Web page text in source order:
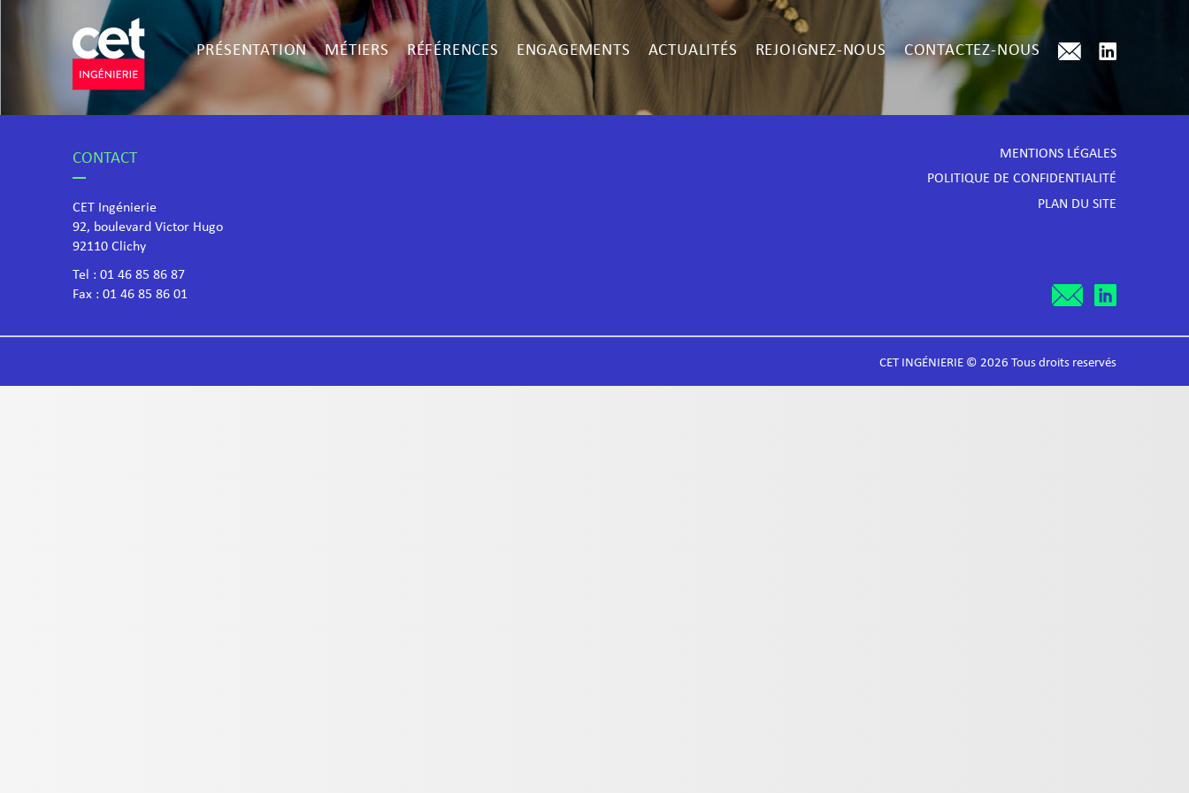
PRÉSENTATION MÉTIERS RÉFÉRENCES ENGAGEMENTS ACTUALITÉS REJOIGNEZ-NOUS CONTACTEZ-NOUS
CONTACT
CET Ingénierie
92, boulevard Victor Hugo
​92110 Clichy
Tel : 01 46 85 86 87
Fax : 01 46 85 86 01
MENTIONS LÉGALES
POLITIQUE DE CONFIDENTIALITÉ
PLAN DU SITE
CET INGÉNIERIE © 2026 Tous droits reservés